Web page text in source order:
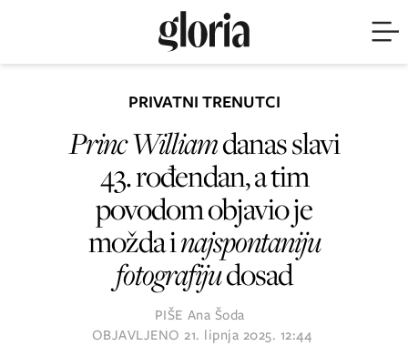
PRIVATNI TRENUTCI
Princ Williamdanas slavi
43. rođendan, a tim
povodom objavio je
možda inajspontaniju
fotografijudosad
PIŠE Ana Šoda
OBJAVLJENO21. lipnja 2025. 12:44